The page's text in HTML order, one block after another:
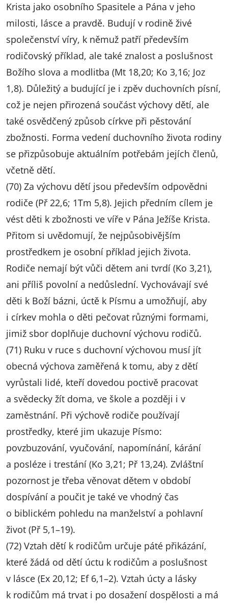
Krista jako osobního Spasitele a Pána v jeho
milosti, lásce a pravdě. Budují v rodině živé
společenství víry, k němuž patří především
rodičovský příklad, ale také znalost a poslušnost
Božího slova a modlitba (Mt 18,20; Ko 3,16; Joz
1,8). Důležitý a budující je i zpěv duchovních písní,
což je nejen přirozená součást výchovy dětí, ale
také osvědčený způsob církve při pěstování
zbožnosti. Forma vedení duchovního života rodiny
se přizpůsobuje aktuálním potřebám jejích členů,
včetně dětí.
(70) Za výchovu dětí jsou především odpovědni
rodiče (Př 22,6; 1Tm 5,8). Jejich předním cílem je
vést děti k zbožnosti ve víře v Pána Ježíše Krista.
Přitom si uvědomují, že nejpůsobivějším
prostředkem je osobní příklad jejich života.
Rodiče nemají být vůči dětem ani tvrdí (Ko 3,21),
ani příliš povolní a nedůslední. Vychovávají své
děti k Boží bázni, úctě k Písmu a umožňují, aby
i církev mohla o děti pečovat různými formami,
jimiž sbor doplňuje duchovní výchovu rodičů.
(71) Ruku v ruce s duchovní výchovou musí jít
obecná výchova zaměřená k tomu, aby z dětí
vyrůstali lidé, kteří dovedou poctivě pracovat
a svědecky žít doma, ve škole a později i v
zaměstnání. Při výchově rodiče používají
prostředky, které jim ukazuje Písmo:
povzbuzování, vyučování, napomínání, kárání
a posléze i trestání (Ko 3,21; Př 13,24). Zvláštní
pozornost je třeba věnovat dětem v období
dospívání a poučit je také ve vhodný čas
o biblickém pohledu na manželství a pohlavní
život (Př 5,1–19).
(72) Vztah dětí k rodičům určuje páté přikázání,
které žádá od dětí úctu k rodičům a poslušnost
v lásce (Ex 20,12; Ef 6,1–2). Vztah úcty a lásky
k rodičům má trvat i po dosažení dospělosti a má